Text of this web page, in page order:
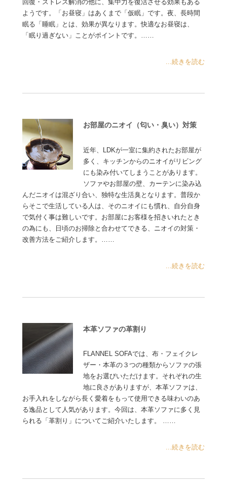
回復・ストレス解消の他に、集中力を復活させる効果もある
ようです。「お昼寝」はあくまで「仮眠」です。夜、長時間
眠る「睡眠」とは、効果が異なります。快適なお昼寝は、
「眠り過ぎない」ことがポイントです。……
...続きを読む
お部屋のニオイ（匂い・臭い）対策
近年、LDKが一室に集約されたお部屋が
多く、キッチンからのニオイがリビング
にも染み付いてしまうことがあります。
ソファやお部屋の壁、カーテンに染み込
んだニオイは混ざり合い、独特な生活臭となります。普段か
らそこで生活している人は、そのニオイにも慣れ、自分自身
で気付く事は難しいです。お部屋にお客様を招きいれたとき
の為にも、日頃のお掃除と合わせてできる、ニオイの対策・
改善方法をご紹介します。……
...続きを読む
本革ソファの革割り
FLANNEL SOFAでは、布・フェイクレ
ザー・本革の３つの種類からソファの張
地をお選びいただけます。それぞれの生
地に良さがありますが、本革ソファは、
お手入れをしながら長く愛着をもって使用できる味わいのあ
る逸品として人気があります。今回は、本革ソファに多く見
られる「革割り」についてご紹介いたします。 ……
...続きを読む